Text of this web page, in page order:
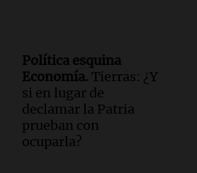
en Rosario contra
Privada debatida en
cuestionó la polémica
Política esquina
Economía. Tierras: ¿Y
si en lugar de
declamar la Patria
prueban con
ocuparla?